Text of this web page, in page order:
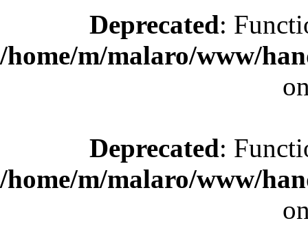
Deprecated:
/home/m/malaro/www/
Deprecated:
/home/m/malaro/www/